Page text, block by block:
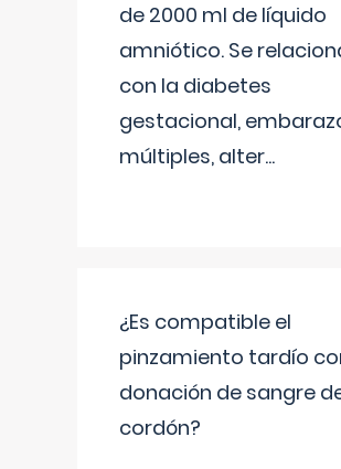
de 2000 ml de líquido
amniótico. Se
con la diabetes
gestacional,
múltiples, alter...
¿Es compatible el
pinzamiento tardío
donación de sangre
cordón?